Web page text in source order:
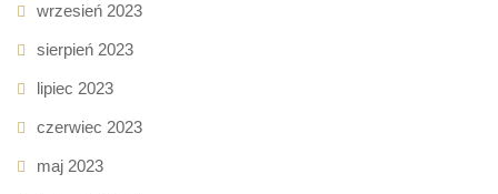
wrzesień 2023
sierpień 2023
lipiec 2023
czerwiec 2023
maj 2023